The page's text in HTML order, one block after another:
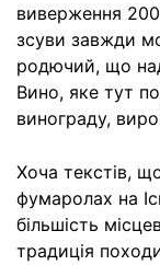
виверження
зсуви завжди
родючий, що
Вино, яке тут
винограду,
Хоча текстів,
фумаролах на
більшість
традиція